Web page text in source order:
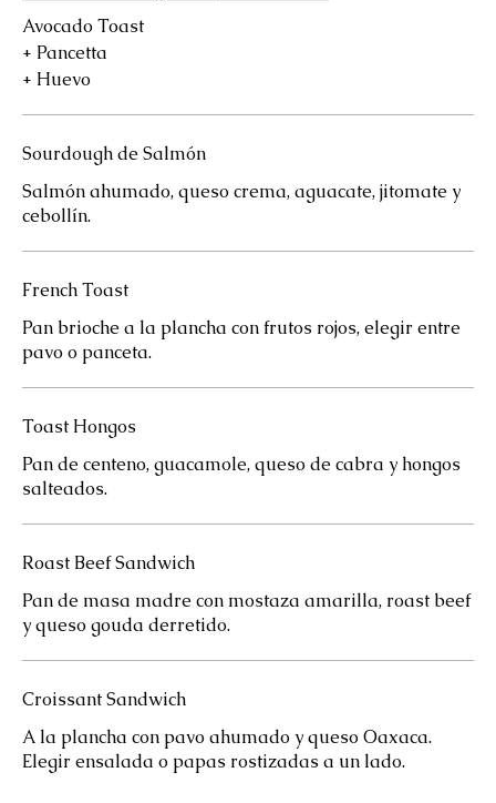
Avocado Toast
+ Pancetta
+ Huevo
Sourdough de Salmón
Salmón ahumado, queso crema, aguacate, jitomate y
cebollín.
French Toast
Pan brioche a la plancha con frutos rojos, elegir entre
pavo o panceta.
Toast Hongos
Pan de centeno, guacamole, queso de cabra y hongos
salteados.
Roast Beef Sandwich
Pan de masa madre con mostaza amarilla, roast beef
y queso gouda derretido.
Croissant Sandwich
A la plancha con pavo ahumado y queso Oaxaca.
Elegir ensalada o papas rostizadas a un lado.